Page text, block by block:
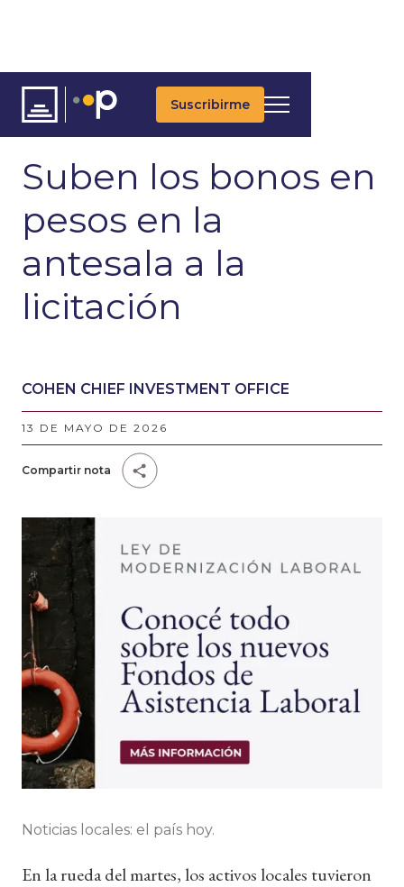
Suscribirme
ARTÍCULOS
Suben los bonos en
pesos en la
antesala a la
licitación
COHEN CHIEF INVESTMENT OFFICE
13 DE MAYO DE 2026
Compartir nota
Noticias locales: el país hoy.
En la rueda del martes, los activos locales tuvieron